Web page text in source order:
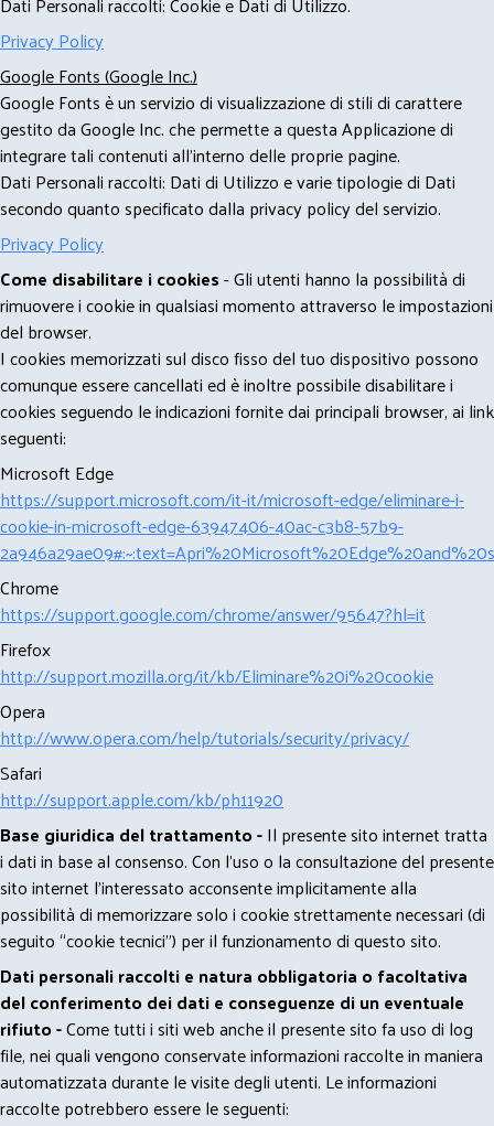
Privacy Policy
Google Fonts (Google Inc.)
Google Fonts è un servizio di visualizzazione di stili di carattere
gestito da Google Inc. che permette a questa Applicazione di
integrare tali contenuti all'interno delle proprie pagine.
Dati Personali raccolti: Dati di Utilizzo e varie tipologie di Dati
secondo quanto specificato dalla privacy policy del servizio.
Privacy Policy
Come disabilitare i cookies- Gli utenti hanno la possibilità di
rimuovere i cookie in qualsiasi momento attraverso le impostazioni
del browser.
I cookies memorizzati sul disco fisso del tuo dispositivo possono
comunque essere cancellati ed è inoltre possibile disabilitare i
cookies seguendo le indicazioni fornite dai principali browser, ai link
seguenti:
Microsoft Edge
https://support.microsoft.com/it-it/microsoft-edge/eliminare-i-
cookie-in-microsoft-edge-63947406-40ac-c3b8-57b9-
Chrome
https://support.google.com/chrome/answer/95647?hl=it
Firefox
http://support.mozilla.org/it/kb/Eliminare%20i%20cookie
Opera
http://www.opera.com/help/tutorials/security/privacy/
Safari
http://support.apple.com/kb/ph11920
Base giuridica del trattamento -Il presente sito internet tratta
i dati in base al consenso. Con l'uso o la consultazione del presente
sito internet l’interessato acconsente implicitamente alla
possibilità di memorizzare solo i cookie strettamente necessari (di
seguito “cookie tecnici”) per il funzionamento di questo sito.
Dati personali raccolti e natura obbligatoria o facoltativa
del conferimento dei dati e conseguenze di un eventuale
rifiuto -Come tutti i siti web anche il presente sito fa uso di log
file, nei quali vengono conservate informazioni raccolte in maniera
automatizzata durante le visite degli utenti. Le informazioni
raccolte potrebbero essere le seguenti: